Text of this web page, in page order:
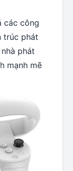
các công
trúc phát
phát
mạnh mẽ